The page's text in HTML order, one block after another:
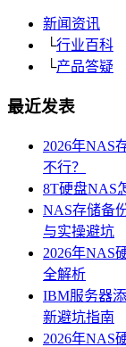
新闻资讯
└行业百科
└产品答疑
最近发表
2026年NAS
不行？
8T硬盘NAS
NAS存储备
与实操避坑
2026年NAS
全解析
IBM服务器
新避坑指南
2026年NAS